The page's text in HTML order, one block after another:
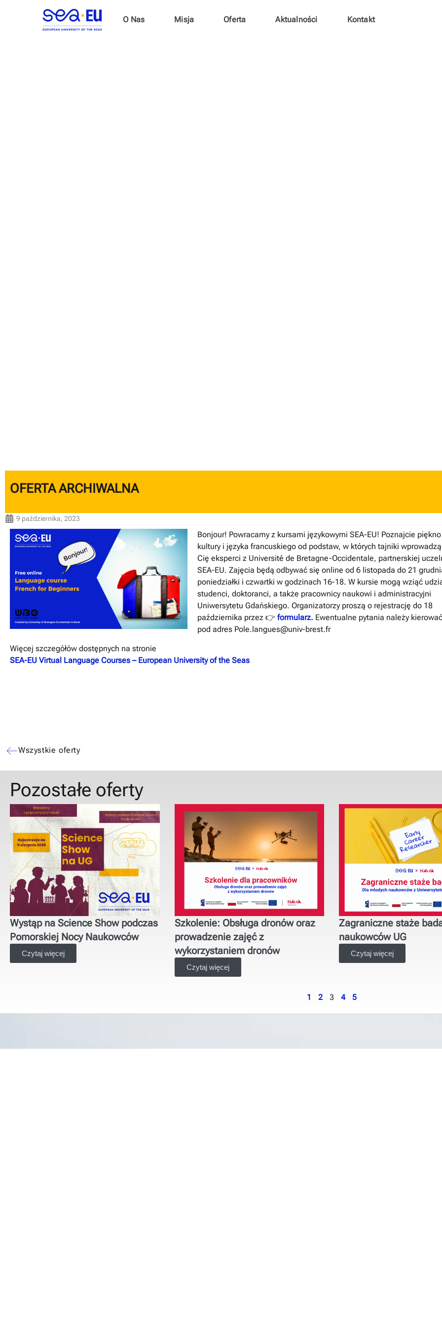
O Nas Misja Oferta Aktualności Kontakt
OFERTA ARCHIWALNA
9 października, 2023
Bonjour! Powracamy z kursami językowymi SEA-EU! Poznajcie piękno
kultury i języka francuskiego od podstaw, w których tajniki wprowadzą
Cię eksperci z Université de Bretagne-Occidentale, partnerskiej
SEA-EU. Zajęcia będą odbywać się online od 6 listopada do 21
poniedziałki i czwartki w godzinach 16-18. W kursie mogą wziąć
studenci, doktoranci, a także pracownicy naukowi i administracyjni
Uniwersytetu Gdańskiego. Organizatorzy proszą o rejestrację do 18
października przez 👉formularz. Ewentualne pytania należy kierować
pod adres Pole.langues@univ-brest.fr
Więcej szczegółów dostępnych na stronie
SEA-EU Virtual Language Courses – European University of the Seas
Wszystkie oferty
Pozostałe oferty
Wystąp na Science Show podczas
Pomorskiej Nocy Naukowców
Czytaj więcej
Szkolenie: Obsługa dronów oraz
prowadzenie zajęć z
wykorzystaniem dronów
Czytaj więcej
Zagraniczne staże
naukowców UG
Czytaj więcej
1 2 3 4 5